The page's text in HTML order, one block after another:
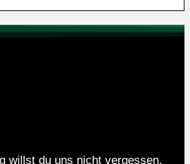
willst du uns nicht vergessen,